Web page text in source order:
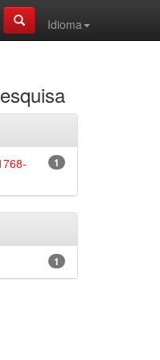
Idioma
1
1